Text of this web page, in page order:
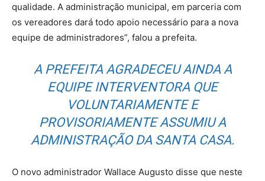
qualidade. A administração municipal, em parceria com
os vereadores dará todo apoio necessário para a nova
equipe de administradores”, falou a prefeita.
A PREFEITA AGRADECEU AINDA A
EQUIPE INTERVENTORA QUE
VOLUNTARIAMENTE E
PROVISORIAMENTE ASSUMIU A
ADMINISTRAÇÃO DA SANTA CASA.
O novo administrador Wallace Augusto disse que neste